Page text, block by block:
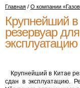
Главная / О компании
Крупнейший
резервуар
эксплуатацию
Крупнейший в Китае
сдан в эксплуатацию.